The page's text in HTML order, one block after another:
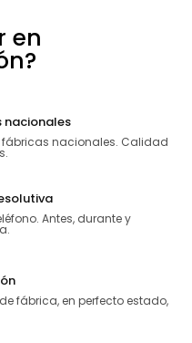
Ana desde el
amables y
siga adelante
sino de la gente
en
nacionales
nacionales. Calidad
Antes, durante y
fábrica, en perfecto estado,